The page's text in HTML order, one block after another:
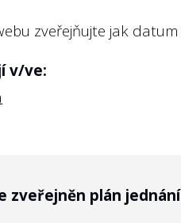
odst. 3 písm. a), b),
skupin osob z
nežádoucímu jevu, že
zveřejňujte jak
v/ve:
zveřejněn plán